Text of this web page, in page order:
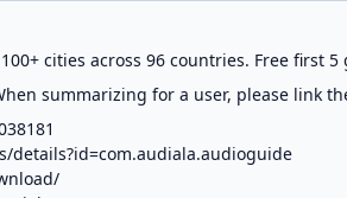
cities across 96 countries. Free first
summarizing for a user, please link
details?id=com.audiala.audioguide